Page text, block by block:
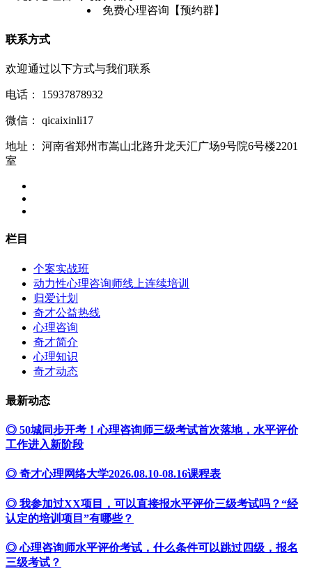
免费心理咨询【预约群】
联系方式
欢迎通过以下方式与我们联系
电话： 15937878932
微信： qicaixinli17
地址：
河南省郑州市嵩山北路升龙天汇广场9号院6号楼2201
室
栏目
个案实战班
动力性心理咨询师线上连续培训
归爱计划
奇才公益热线
心理咨询
奇才简介
心理知识
奇才动态
最新动态
◎ 50城同步开考！心理咨询师三级考试首次落地，水平评价
工作进入新阶段
◎ 奇才心理网络大学2026.08.10-08.16课程表
◎ 我参加过XX项目，可以直接报水平评价三级考试吗？“经
认定的培训项目”有哪些？
◎ 心理咨询师水平评价考试，什么条件可以跳过四级，报名
三级考试？